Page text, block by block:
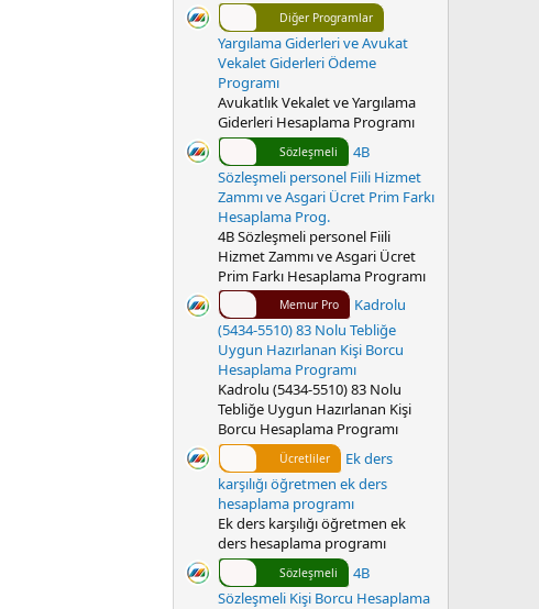
Diğer Programlar
Yargılama Giderleri ve Avukat
Vekalet Giderleri Ödeme
Programı
Avukatlık Vekalet ve Yargılama
Giderleri Hesaplama Programı
Sözleşmeli
4B
Sözleşmeli personel Fiili Hizmet
Zammı ve Asgari Ücret Prim Farkı
Hesaplama Prog.
4B Sözleşmeli personel Fiili
Hizmet Zammı ve Asgari Ücret
Prim Farkı Hesaplama Programı
Memur Pro
Kadrolu
(5434-5510) 83 Nolu Tebliğe
Uygun Hazırlanan Kişi Borcu
Hesaplama Programı
Kadrolu (5434-5510) 83 Nolu
Tebliğe Uygun Hazırlanan Kişi
Borcu Hesaplama Programı
Ücretliler
Ek ders
karşılığı öğretmen ek ders
hesaplama programı
Ek ders karşılığı öğretmen ek
ders hesaplama programı
Sözleşmeli
4B
Sözleşmeli Kişi Borcu Hesaplama